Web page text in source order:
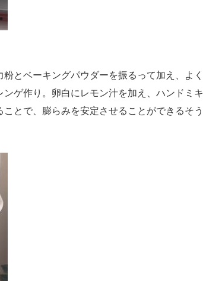
とベーキングパウダーを振るって加え、よく
ゲ作り。卵白にレモン汁を加え、ハンドミキ
とで、膨らみを安定させることができるそう